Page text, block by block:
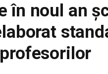
în noul an